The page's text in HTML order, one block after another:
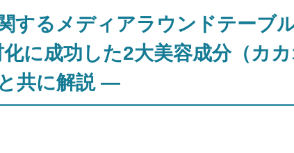
するメディアラウンドテーブ
に成功した2大美容成分（カ
共に解説 ―